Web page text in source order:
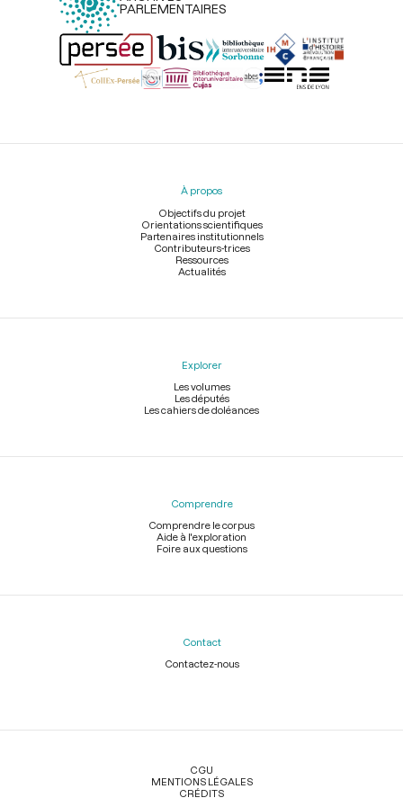
PARLEMENTAIRES
Menu
À propos
Objectifs du projet
Orientations scientifiques
Partenaires institutionnels
Contributeurs-trices
Ressources
Actualités
Explorer
Les volumes
Les députés
Les cahiers de doléances
Comprendre
Comprendre le corpus
Aide à l'exploration
Foire aux questions
Contact
Contactez-nous
Légal
CGU
MENTIONS LÉGALES
CRÉDITS